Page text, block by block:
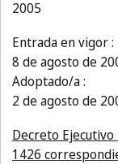
2005
Entrada en vigor :
8 de agosto de
Adoptado/a :
2 de agosto de
Decreto Ejecutivo
1426